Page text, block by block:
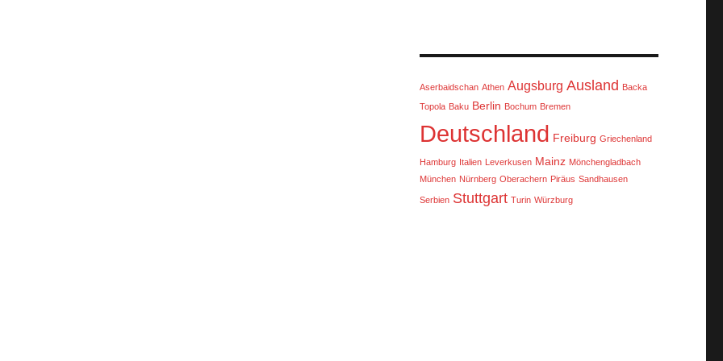
Aserbaidschan Athen Augsburg Ausland Backa
Topola Baku Berlin Bochum Bremen
Deutschland Freiburg Griechenland
Hamburg Italien Leverkusen Mainz Mönchengladbach
München Nürnberg Oberachern Piräus Sandhausen
Serbien Stuttgart Turin Würzburg